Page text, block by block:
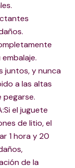
juntos, y nunca
a las altas
pegarse.
el juguete
de litio, el
1 hora y 20
de la